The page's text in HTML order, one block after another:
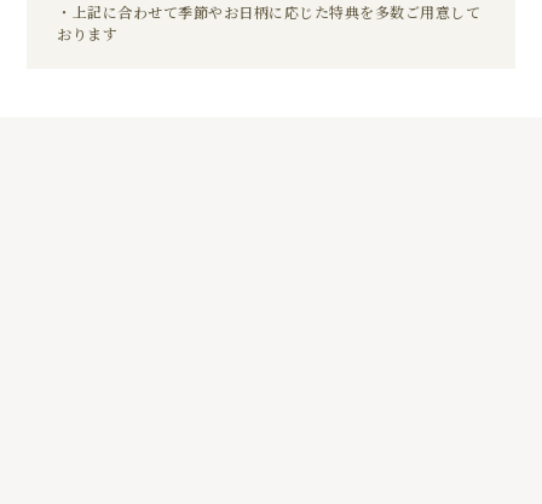
・上記に合わせて季節やお日柄に応じた特典を多数ご用意して
おります